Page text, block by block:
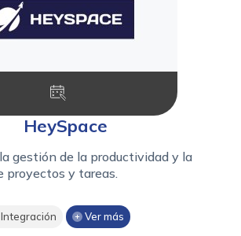
HeySpace
gestión de la productividad y la
proyectos y tareas.
Integración Ver más